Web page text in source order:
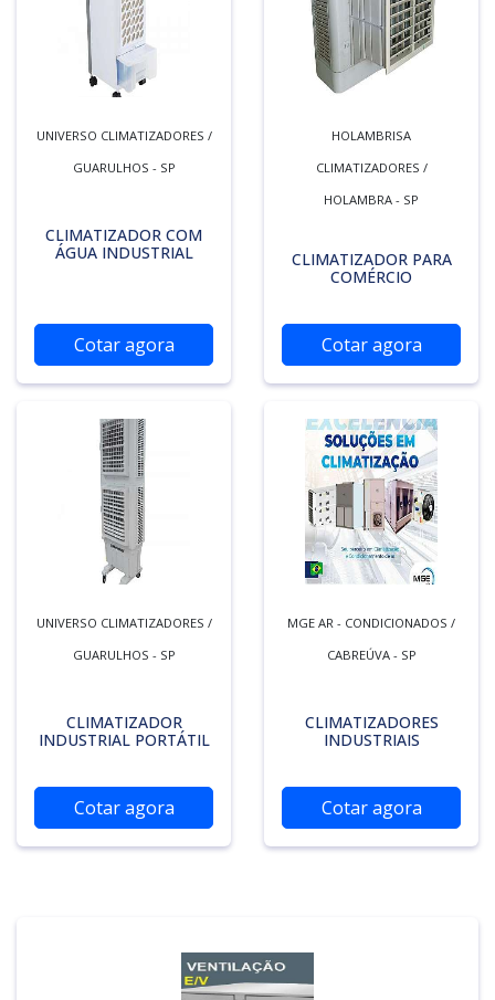
UNIVERSO CLIMATIZADORES /
GUARULHOS - SP
CLIMATIZADOR COM
ÁGUA INDUSTRIAL
Cotar agora
HOLAMBRISA
CLIMATIZADORES /
HOLAMBRA - SP
CLIMATIZADOR PARA
COMÉRCIO
Cotar agora
UNIVERSO CLIMATIZADORES /
GUARULHOS - SP
CLIMATIZADOR
INDUSTRIAL PORTÁTIL
Cotar agora
MGE AR - CONDICIONADOS /
CABREÚVA - SP
CLIMATIZADORES
INDUSTRIAIS
Cotar agora